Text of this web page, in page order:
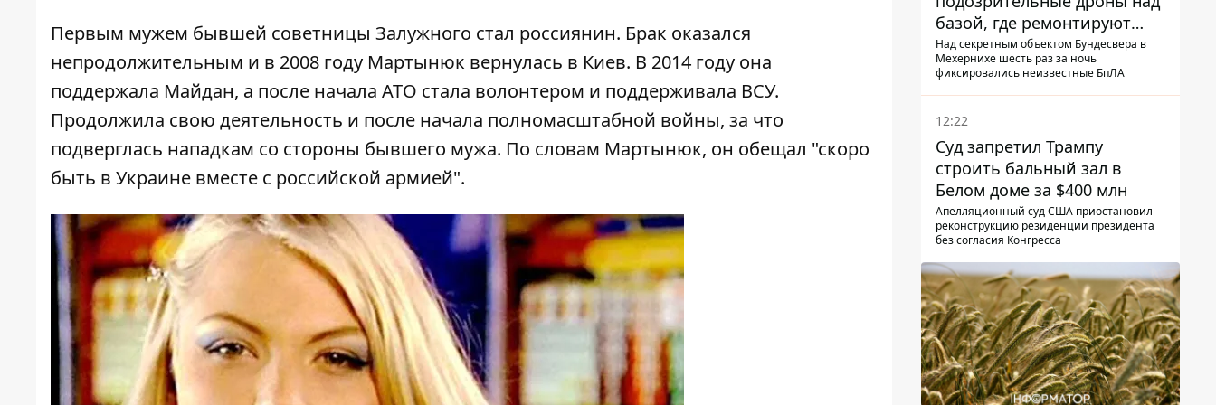
Первым мужем бывшей советницы Залужного стал россиянин. Брак оказался
непродолжительным и в 2008 году Мартынюк вернулась в Киев. В 2014 году она
поддержала Майдан, а после начала АТО стала волонтером и поддерживала ВСУ.
Продолжила свою деятельность и после начала полномасштабной войны, за что
подверглась нападкам со стороны бывшего мужа. По словам Мартынюк, он обещал "скоро
быть в Украине вместе с российской армией".
базой, где ремонтируют
Patriot - СМИ
Над секретным объектом Бундесвера в
Мехернихе шесть раз за ночь
фиксировались неизвестные БпЛА
12:22
Суд запретил Трампу
строить бальный зал в
Белом доме за $400 млн
Апелляционный суд США приостановил
реконструкцию резиденции президента
без согласия Конгресса